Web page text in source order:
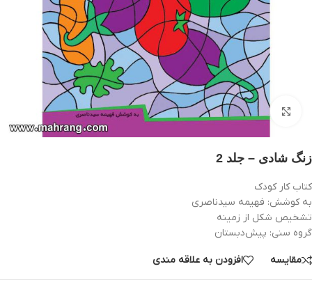
بزرگنمایی تصویر
زنگ شادی – جلد 2
کتاب کار کودک
به کوشش: فهيمه سيدناصری
تشخیص شکل از زمینه
گروه سنی: پيش‌دبستان
مقایسه افزودن به علاقه مندی